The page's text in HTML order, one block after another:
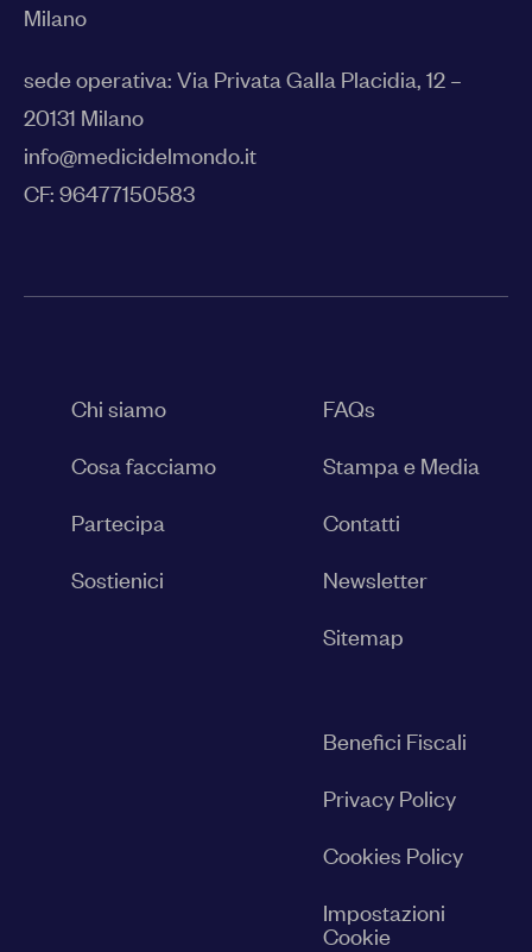
Milano
sede operativa: Via Privata Galla Placidia, 12 –
20131 Milano
info@medicidelmondo.it
CF: 96477150583
Chi siamo
Cosa facciamo
Partecipa
Sostienici
FAQs
Stampa e Media
Contatti
Newsletter
Sitemap
Benefici Fiscali
Privacy Policy
Cookies Policy
Impostazioni
Cookie